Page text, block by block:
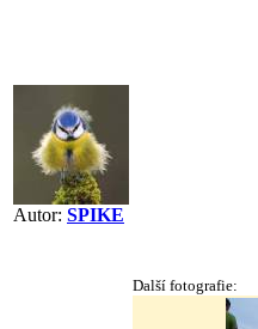
Autor: SPIKE
Další fotografie: